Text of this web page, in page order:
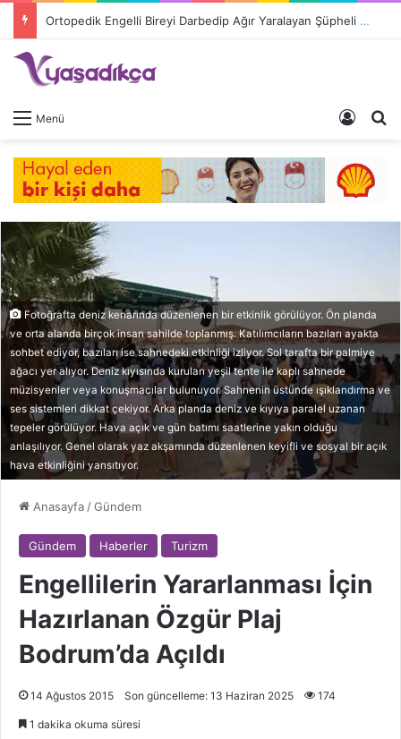
Ortopedik Engelli Bireyi Darbedip Ağır Yaralayan Şüpheli Tutuklandı
Menü Giriş
Fotoğrafta deniz kenarında düzenlenen bir etkinlik görülüyor. Ön planda
ve orta alanda birçok insan sahilde toplanmış. Katılımcıların bazıları ayakta
sohbet ediyor, bazıları ise sahnedeki etkinliği izliyor. Sol tarafta bir palmiye
ağacı yer alıyor. Deniz kıyısında kurulan yeşil tente ile kaplı sahnede
müzisyenler veya konuşmacılar bulunuyor. Sahnenin üstünde ışıklandırma ve
ses sistemleri dikkat çekiyor. Arka planda deniz ve kıyıya paralel uzanan
tepeler görülüyor. Hava açık ve gün batımı saatlerine yakın olduğu
anlaşılıyor. Genel olarak yaz akşamında düzenlenen keyifli ve sosyal bir açık
hava etkinliğini yansıtıyor.
Anasayfa /Gündem
Gündem Haberler Turizm
Engellilerin Yararlanması İçin
Hazırlanan Özgür Plaj
Bodrum’da Açıldı
14 Ağustos 2015 Son güncelleme: 13 Haziran 2025 174
1 dakika okuma süresi